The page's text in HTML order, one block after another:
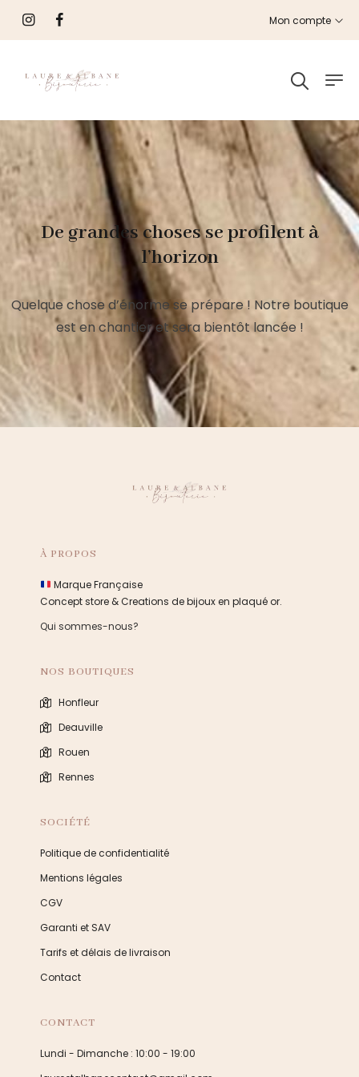
Mon compte
De grandes choses se profilent à
l’horizon
Quelque chose d’énorme se prépare ! Notre boutique
est en chantier et sera bientôt lancée !
À PROPOS
Marque Française
Concept store & Creations de bijoux en plaqué or.
Qui sommes-nous?
NOS BOUTIQUES
Honfleur
Deauville
Rouen
Rennes
SOCIÉTÉ
Politique de confidentialité
Mentions légales
CGV
Garanti et SAV
Tarifs et délais de livraison
Contact
CONTACT
Lundi - Dimanche : 10:00 - 19:00